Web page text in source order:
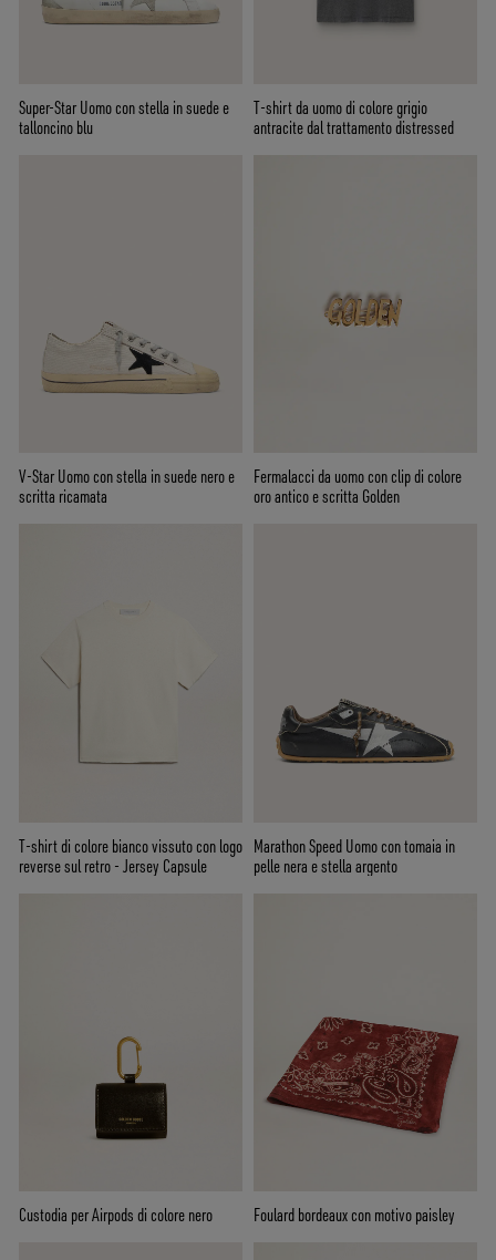
Super-Star Uomo con stella in suede e
talloncino blu
T-shirt da uomo di colore grigio
antracite dal trattamento distressed
V-Star Uomo con stella in suede nero e
scritta ricamata
Fermalacci da uomo con clip di colore
oro antico e scritta Golden
T-shirt di colore bianco vissuto con logo
reverse sul retro - Jersey Capsule
Marathon Speed Uomo con tomaia in
pelle nera e stella argento
Custodia per Airpods di colore nero Foulard bordeaux con motivo paisley